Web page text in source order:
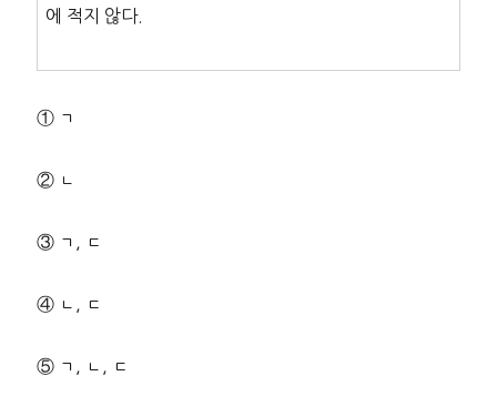
에 적지 않다.
① ㄱ
② ㄴ
③ ㄱ, ㄷ
④ ㄴ, ㄷ
⑤ ㄱ, ㄴ, ㄷ